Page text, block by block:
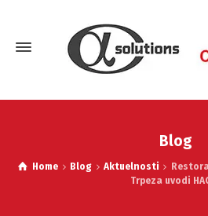
Blog
Home Blog Aktuelnosti
Trpeza uvodi